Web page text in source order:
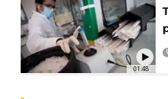
01:48